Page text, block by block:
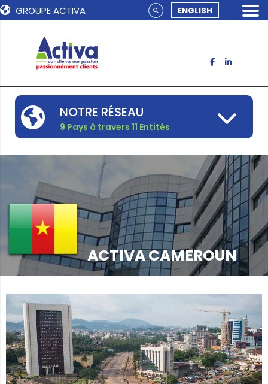
GROUPE ACTIVA ENGLISH
NOTRE RÉSEAU
9 Pays à travers 11 Entités
ACTIVA CAMEROUN